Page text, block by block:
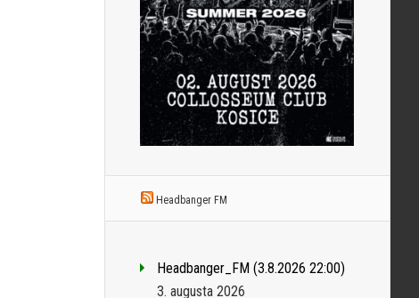
Headbanger FM
Headbanger_FM (3.8.2026 22:00)
3. augusta 2026